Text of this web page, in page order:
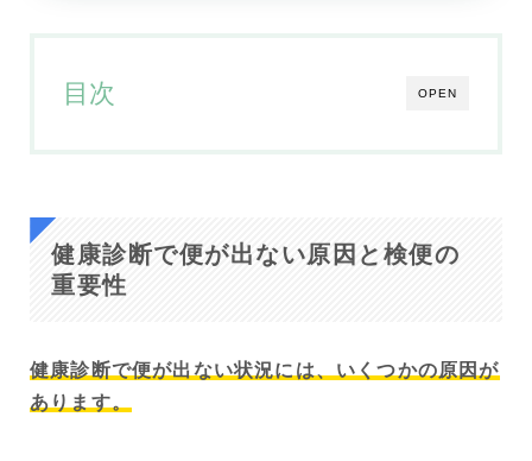
OPEN
目次
健康診断で便が出ない原因と検便の
重要性
健康診断で便が出ない状況には、いくつかの原因が
あります。